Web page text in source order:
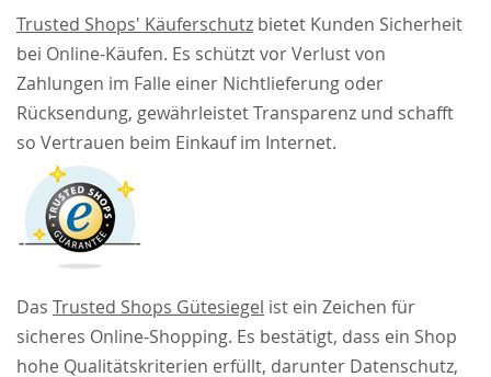
Trusted Shops' Käuferschutz bietet Kunden Sicherheit
bei Online-Käufen. Es schützt vor Verlust von
Zahlungen im Falle einer Nichtlieferung oder
Rücksendung, gewährleistet Transparenz und schafft
so Vertrauen beim Einkauf im Internet.
Das Trusted Shops Gütesiegel ist ein Zeichen für
sicheres Online-Shopping. Es bestätigt, dass ein Shop
hohe Qualitätskriterien erfüllt, darunter Datenschutz,